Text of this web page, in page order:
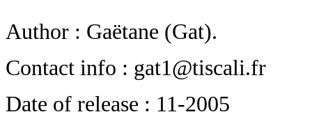
Author : Gaëtane (Gat).
Contact info : gat1@tiscali.fr
Date of release : 11-2005